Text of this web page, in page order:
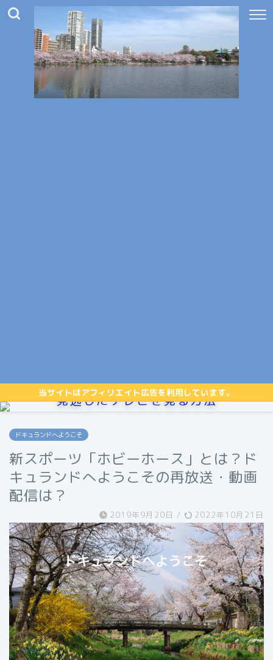
当サイトはアフィリエイト広告を利用しています。
見逃したテレビを見る方法
ドキュランドへようこそ
新スポーツ「ホビーホース」とは？ド
キュランドへようこその再放送・動画
配信は？
2019年9月20日 / 2022年10月21日